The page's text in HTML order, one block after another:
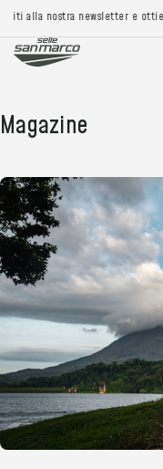
alla nostra newsletter e
Magazine